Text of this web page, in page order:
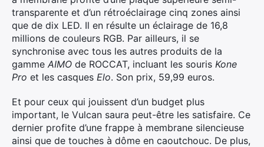
transparente et d’un rétroéclairage cinq zones ainsi
que de dix LED. Il en résulte un éclairage de 16,8
millions de couleurs RGB. Par ailleurs, il se
synchronise avec tous les autres produits de la
gamme AIMO de ROCCAT, incluant les souris Kone
Pro et les casques Elo. Son prix, 59,99 euros.
Et pour ceux qui jouissent d’un budget plus
important, le Vulcan saura peut-être les satisfaire. Ce
dernier profite d’une frappe à membrane silencieuse
ainsi que de touches à dôme en caoutchouc. De plus,